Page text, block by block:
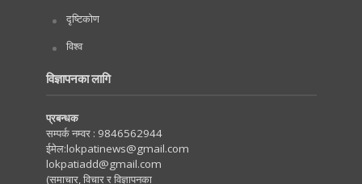
दृष्टिकोण
विश्व
विज्ञापनका लागि
प्रबन्धक
सम्पर्क नम्वर : 9846562944
ईमेल:lokpatinews@gmail.com
lokpatiadd@gmail.com
(समाचार, विचार र विज्ञापनका